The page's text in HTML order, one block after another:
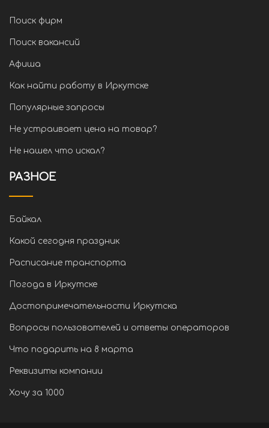
Поиск фирм
Поиск вакансий
Афиша
Как найти работу в Иркутске
Популярные запросы
Не устраивает цена на товар?
Не нашел что искал?
РАЗНОЕ
Байкал
Какой сегодня праздник
Расписание транспорта
Погода в Иркутске
Достопримечательности Иркутска
Вопросы пользователей и ответы операторов
Что подарить на 8 марта
Реквизиты компании
Хочу за 1000